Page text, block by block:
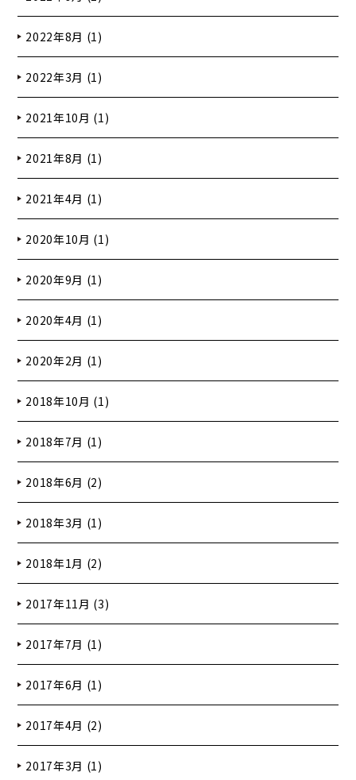
2022年8月 (1)
2022年3月 (1)
2021年10月 (1)
2021年8月 (1)
2021年4月 (1)
2020年10月 (1)
2020年9月 (1)
2020年4月 (1)
2020年2月 (1)
2018年10月 (1)
2018年7月 (1)
2018年6月 (2)
2018年3月 (1)
2018年1月 (2)
2017年11月 (3)
2017年7月 (1)
2017年6月 (1)
2017年4月 (2)
2017年3月 (1)